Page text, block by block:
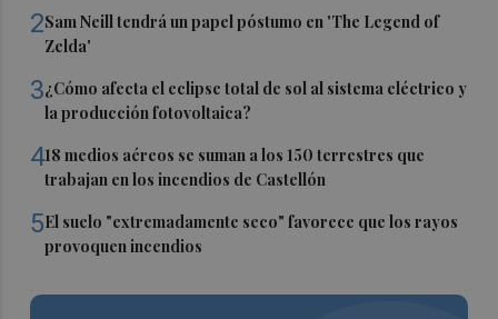
2Sam Neill tendrá un papel póstumo en 'The Legend of
Zelda'
3¿Cómo afecta el eclipse total de sol al sistema eléctrico y
la producción fotovoltaica?
418 medios aéreos se suman a los 150 terrestres que
trabajan en los incendios de Castellón
5El suelo "extremadamente seco" favorece que los rayos
provoquen incendios